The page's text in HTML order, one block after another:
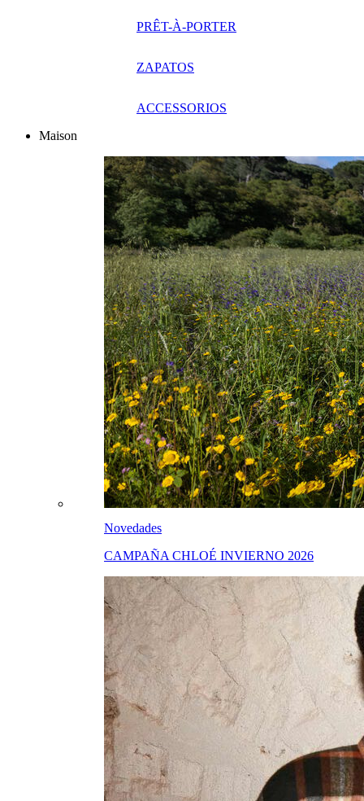
PRÊT-À-PORTER
ZAPATOS
ACCESSORIOS
Maison
Novedades
CAMPAÑA CHLOÉ INVIERNO 2026